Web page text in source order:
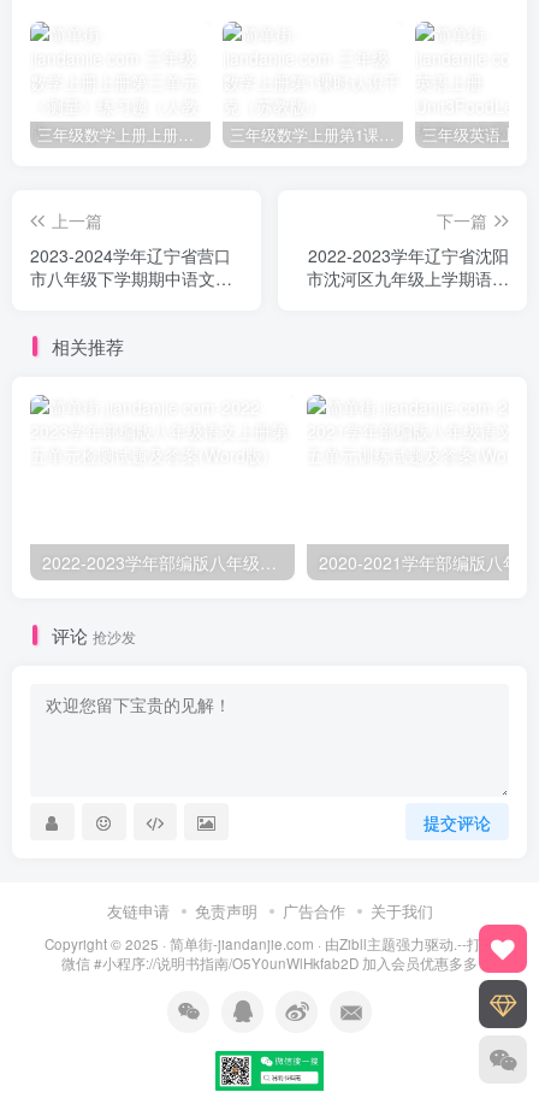
三年级数学上册上册第三单元《测量》练习题（人教版） 三年级数学上册第1课时认识千克（苏教版）
上一篇
2023-2024学年辽宁省营口
市八年级下学期期中语文试
下一篇
2022-2023学年辽宁省沈阳
市沈河区九年级上学期语文
相关推荐
2022-2023学年部编版八年级语文上册第五单元检测试题及答案(Word版)
评论 抢沙发
提交评论
友链申请 免责声明 广告合作 关于我们
Copyright © 2025 · 简单街-jiandanjie.com · 由Zibll主题强力驱动.--打开
微信 #小程序://说明书指南/O5Y0unWlHkfab2D 加入会员优惠多多